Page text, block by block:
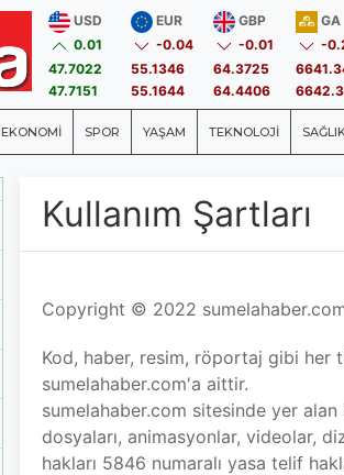
USD
0.01
47.7022
47.7151
EUR
-0.04
55.1346
55.1644
GBP
-0.01
64.3725
64.4406
GA
-
EKONOMİ SPOR YAŞAM TEKNOLOJİ
Kullanım Şartları
Copyright © 2022 sumelahaber.com
Kod, haber, resim, röportaj gibi her
sumelahaber.com'a aittir.
sumelahaber.com sitesinde yer
dosyaları, animasyonlar, videolar,
hakları 5846 numaralı yasa telif